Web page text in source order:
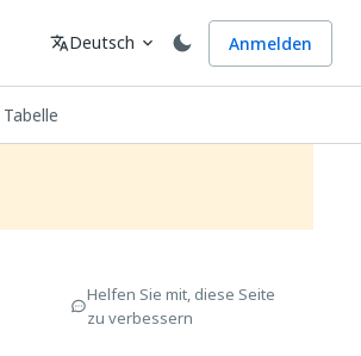
Sprache
translateDeutsch expand_more Anmelden
Helfen Sie mit, diese Seite
zu verbessern